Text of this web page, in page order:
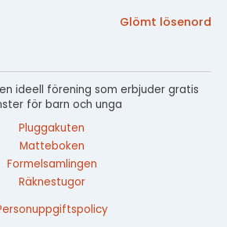
Glömt lösenord
ideell förening som erbjuder gratis
för barn och unga
Pluggakuten
Matteboken
Formelsamlingen
Räknestugor